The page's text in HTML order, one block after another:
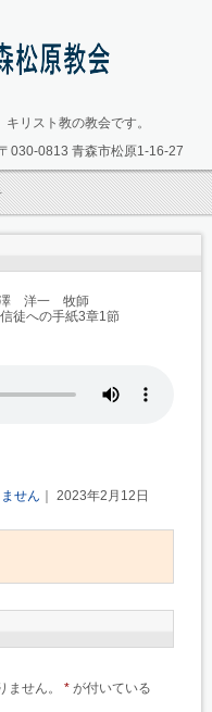
リスト教の教会です。
〒030-0813 青森市松原1-16-27
澤 洋一 牧師
徒への手紙3章1節
せん ｜ 2023年2月12日
せん。 * が付いている